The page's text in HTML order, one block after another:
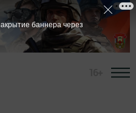
баннера через